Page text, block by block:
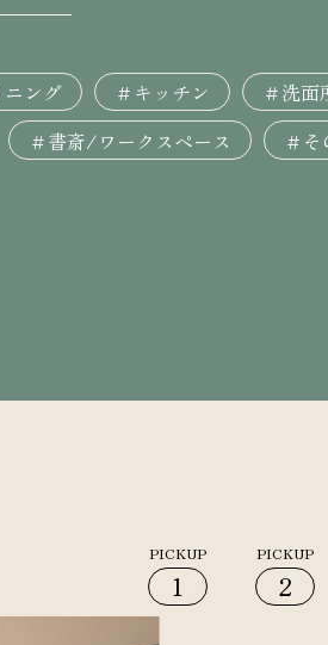
ング ＃キッチン ＃洗
＃書斎/ワークスペース ＃
1 2